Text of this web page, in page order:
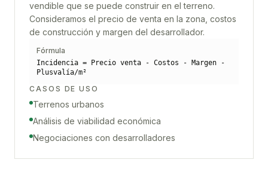
vendible que se puede construir en el terreno.
Consideramos el precio de venta en la zona, costos
de construcción y margen del desarrollador.
Fórmula
Incidencia = Precio venta - Costos - Margen -
Plusvalía/m²
CASOS DE USO
Terrenos urbanos
Análisis de viabilidad económica
Negociaciones con desarrolladores